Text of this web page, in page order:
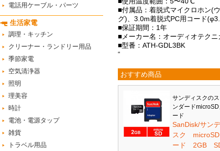
電話用ケーブル・パーツ
生活家電
調理・キッチン
クリーナー・ランドリー用品
季節家電
空気清浄器
照明
理美容
時計
電池・電源タップ
雑貨
トラベル用品
■付属品：着脱式マイクロホン(
グ)、3.0m着脱式PC用コード
■保証期間：1年
■メーカー名：オーディオテク
■型番：ATH-GDL3BK
“
おすすめ商品
サンディスクの
ンダード
ード
SanDisk/サン
スク
ード 2GB